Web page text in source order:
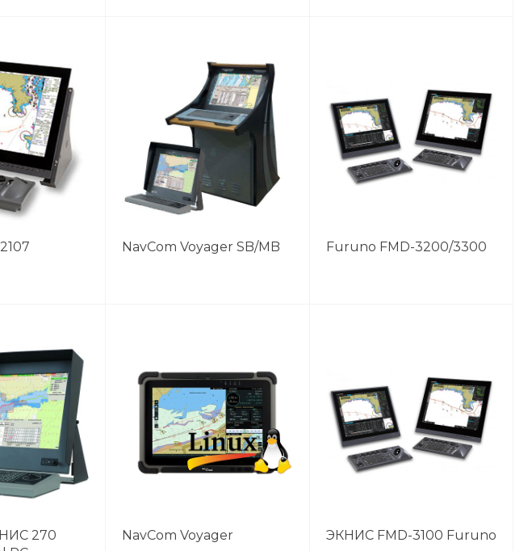
NavCom Voyager SB/MB Furuno FMD-3200/3300
270
NavCom Voyager ЭКНИС FMD-3100 Furuno